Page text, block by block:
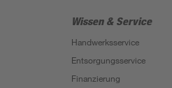
Wissen & Service
Handwerksservice
Entsorgungsservice
Finanzierung